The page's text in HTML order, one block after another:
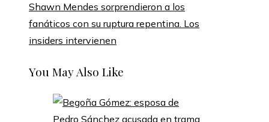
Shawn Mendes sorprendieron a los
fanáticos con su ruptura repentina. Los
insiders intervienen
You May Also Like